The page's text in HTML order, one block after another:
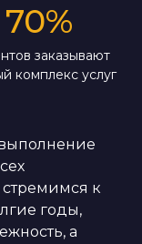
70%
заказывают
комплекс услуг
стремимся к
годы,
а